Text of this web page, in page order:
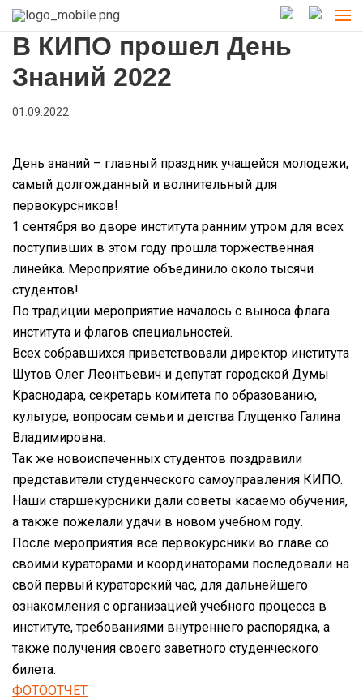
В КИПО прошел День
Знаний 2022
01.09.2022
День знаний – главный праздник учащейся молодежи,
самый долгожданный и волнительный для
первокурсников!
1 сентября во дворе института ранним утром для всех
поступивших в этом году прошла торжественная
линейка. Мероприятие объединило около тысячи
студентов!
По традиции мероприятие началось с выноса флага
института и флагов специальностей.
Всех собравшихся приветствовали директор института
Шутов Олег Леонтьевич и депутат городской Думы
Краснодара, секретарь комитета по образованию,
культуре, вопросам семьи и детства Глущенко Галина
Владимировна.
Так же новоиспеченных студентов поздравили
представители студенческого самоуправления КИПО.
Наши старшекурсники дали советы касаемо обучения,
а также пожелали удачи в новом учебном году.
После мероприятия все первокурсники во главе со
своими кураторами и координаторами последовали на
свой первый кураторский час, для дальнейшего
ознакомления с организацией учебного процесса в
институте, требованиями внутреннего распорядка, а
также получения своего заветного студенческого
билета.
ФОТООТЧЕТ